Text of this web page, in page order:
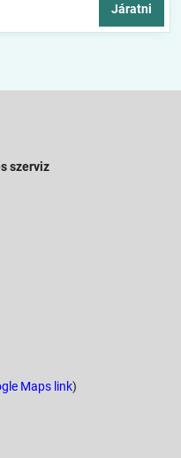
Járatni
szerviz
Maps link)